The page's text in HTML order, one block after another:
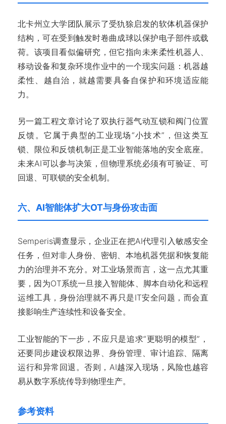
北卡州立大学团队展示了受犰狳启发的软体机器保护
结构，可在受到触发时卷曲成球以保护电子部件或载
荷。该项目看似偏研究，但它指向未来柔性机器人、
移动设备和复杂环境作业中的一个现实问题：机器越
柔性、越自治，就越需要具备自保护和环境适应能
力。
另一篇工程文章讨论了双执行器气动互锁和阀门位置
反馈。它属于典型的工业现场“小技术”，但这类互
锁、限位和反馈机制正是工业智能落地的安全底座。
未来AI可以参与决策，但物理系统必须有可验证、可
回退、可联锁的安全机制。
六、AI智能体扩大OT与身份攻击面
Semperis调查显示，企业正在把AI代理引入敏感安全
任务，但对非人身份、密钥、本地机器凭据和恢复能
力的治理并不充分。对工业场景而言，这一点尤其重
要，因为OT系统一旦接入智能体、脚本自动化和远程
运维工具，身份治理就不再只是IT安全问题，而会直
接影响生产连续性和设备安全。
工业智能的下一步，不应只是追求“更聪明的模型”，
还要同步建设权限边界、身份管理、审计追踪、隔离
运行和异常回退。否则，AI越深入现场，风险也越容
易从数字系统传导到物理生产。
参考资料